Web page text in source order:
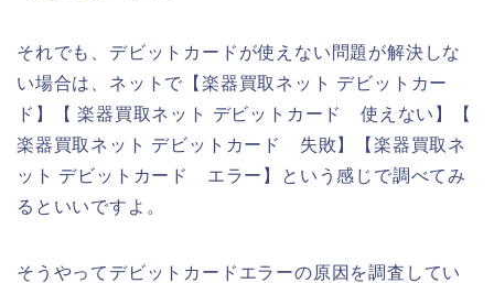
それでも、デビットカードが使えない問題が解決しな
い場合は、ネットで【楽器買取ネット デビットカー
ド】【 楽器買取ネット デビットカード 使えない】【
楽器買取ネット デビットカード 失敗】【楽器買取ネ
ット デビットカード エラー】という感じで調べてみ
るといいですよ。
そうやってデビットカードエラーの原因を調査してい